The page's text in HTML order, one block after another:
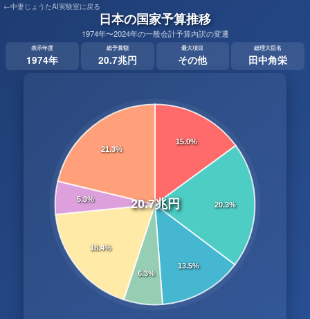
←中妻じょうたAI実験室に戻る
日本の国家予算推移
1974年〜2024年の一般会計予算内訳の変遷
表示年度
1974年
総予算額
20.7兆円
最大項目
その他
総理大臣名
田中角栄